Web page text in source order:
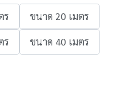
ร
ขนาด 20 เมตร
ร
ขนาด 40 เมตร